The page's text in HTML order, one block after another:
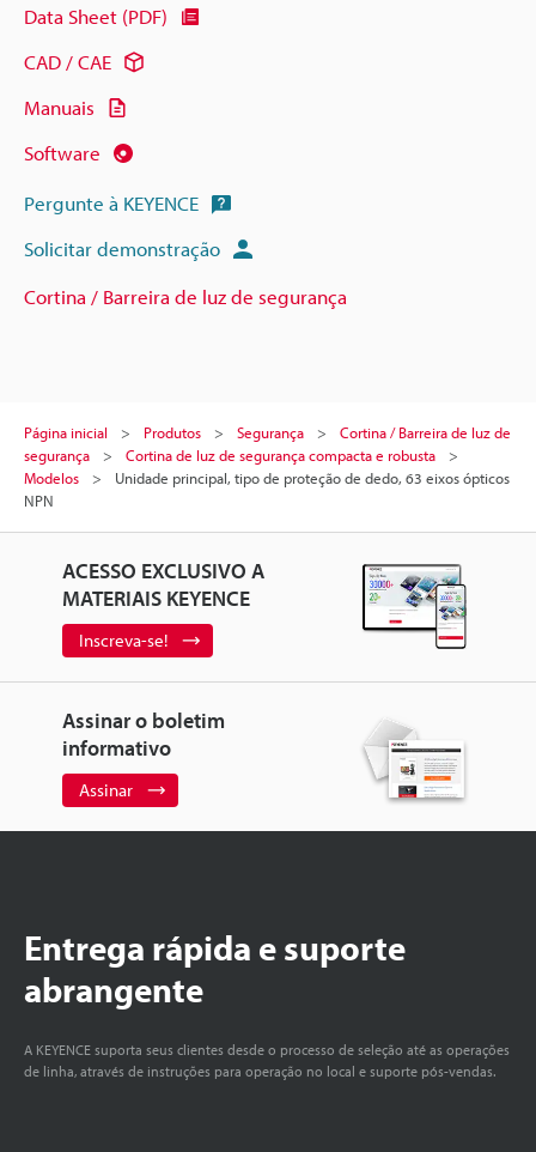
Data Sheet (PDF)
CAD / CAE
Manuais
Software
Pergunte à KEYENCE
Solicitar demonstração
Cortina / Barreira de luz de segurança
Página inicial Produtos Segurança
Cortina / Barreira de luz de
segurança
Cortina de luz de segurança compacta e robusta
Modelos
Unidade principal, tipo de proteção de dedo, 63 eixos ópticos
NPN
ACESSO EXCLUSIVO A
MATERIAIS KEYENCE
Inscreva-se!
Assinar o boletim
informativo
Assinar
Entrega rápida e suporte
abrangente
A KEYENCE suporta seus clientes desde o processo de seleção até as operações
de linha, através de instruções para operação no local e suporte pós-vendas.